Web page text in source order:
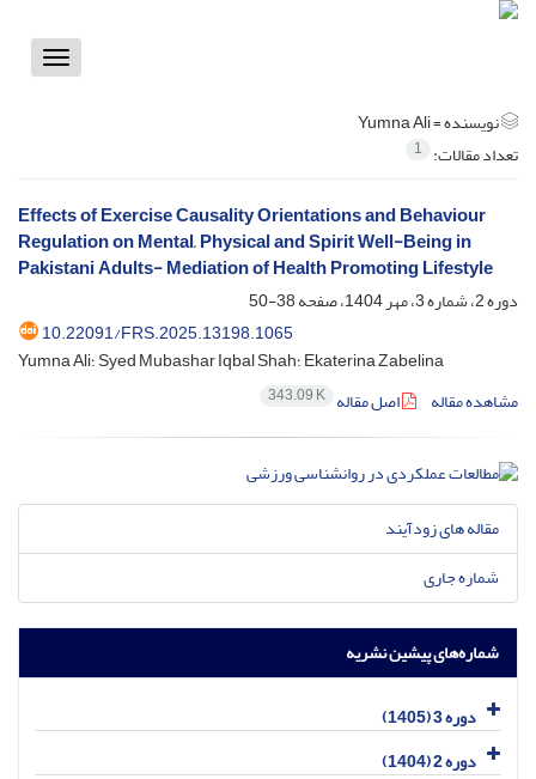
Toggle
نویسنده =Yumna Ali
تعداد مقالات: 1
Effects of Exercise Causality Orientations and Behaviour
Regulation on Mental, Physical and Spirit Well-Being in
Pakistani Adults- Mediation of Health Promoting Lifestyle
دوره 2، شماره 3، مهر 1404، صفحه
38-50
10.22091/FRS.2025.13198.1065
Yumna Ali؛ Syed Mubashar Iqbal Shah؛ Ekaterina Zabelina
مشاهده مقاله
اصل مقاله 343.09 K
مقاله های زودآیند
شماره جاری
شماره‌های پیشین نشریه
دوره 3 (1405)
دوره 2 (1404)